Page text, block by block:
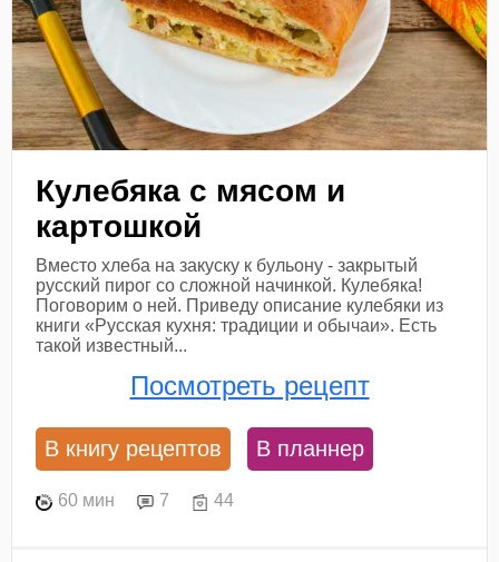
Кулебяка с мясом и
картошкой
Вместо хлеба на закуску к бульону - закрытый
русский пирог со сложной начинкой. Кулебяка!
Поговорим о ней. Приведу описание кулебяки из
книги «Русская кухня: традиции и обычаи». Есть
такой известный...
Посмотреть рецепт
В книгу рецептов В планнер
60 мин 7 44